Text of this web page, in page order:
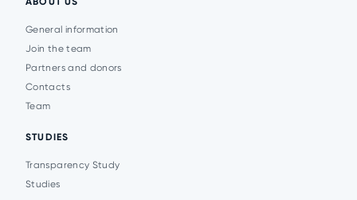
General information
Join the team
Partners and donors
Contacts
Team
STUDIES
Transparency Study
Studies